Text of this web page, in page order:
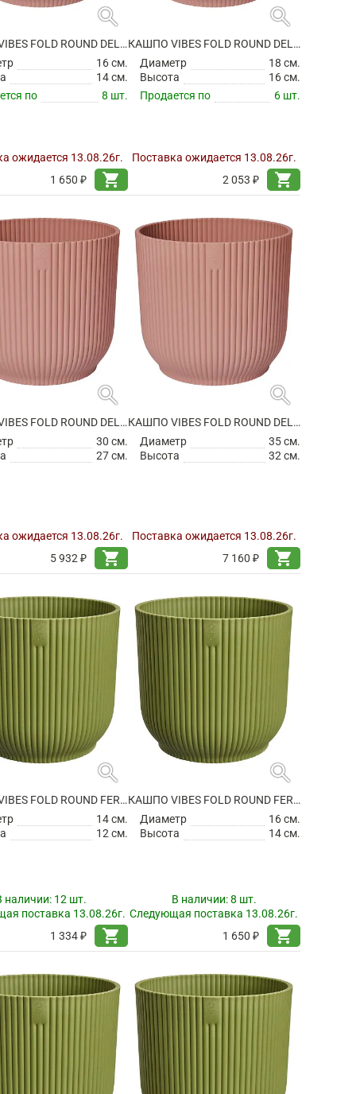
search
КАШПО VIBES FOLD ROUND DELICATE PINK
16 см.
14 см.
по
8 шт.
ожидается 13.08.26г.
1 650 ₽
shopping_cart
search
КАШПО VIBES FOLD ROUND DELICATE PINK
Диаметр
18 см.
Высота
16 см.
Продается по
6 шт.
Поставка ожидается 13.08.26г.
2 053 ₽
shopping_cart
search
КАШПО VIBES FOLD ROUND DELICATE PINK
30 см.
27 см.
ожидается 13.08.26г.
5 932 ₽
shopping_cart
search
КАШПО VIBES FOLD ROUND DELICATE PINK
Диаметр
35 см.
Высота
32 см.
Поставка ожидается 13.08.26г.
7 160 ₽
shopping_cart
search
КАШПО VIBES FOLD ROUND FERN GREEN
14 см.
12 см.
наличии: 12 шт.
поставка 13.08.26г.
1 334 ₽
shopping_cart
search
КАШПО VIBES FOLD ROUND FERN GREEN
Диаметр
16 см.
Высота
14 см.
В наличии:8 шт.
Следующая поставка 13.08.26г.
1 650 ₽
shopping_cart